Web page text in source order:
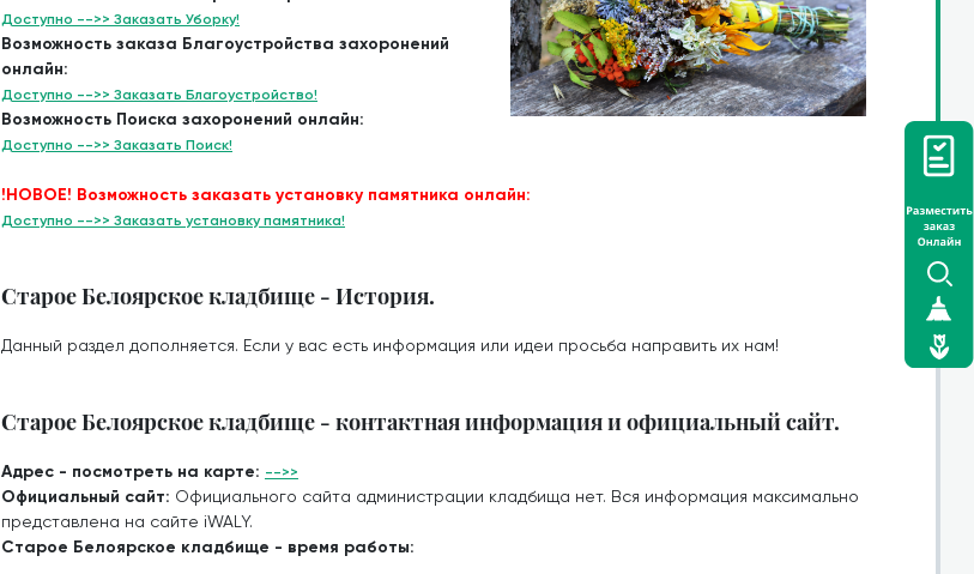
Доступно -->> Заказать Уборку!
Возможность заказа Благоустройства захоронений
онлайн:
Доступно -->> Заказать Благоустройство!
Возможность Поиска захоронений онлайн:
Доступно -->> Заказать Поиск!
!НОВОЕ! Возможность заказать установку памятника онлайн:
Доступно -->> Заказать установку памятника!
Старое Белоярское кладбище - История.
Данный раздел дополняется. Если у вас есть информация или идеи просьба направить их нам!
Старое Белоярское кладбище - контактная информация и официальный сайт.
Адрес - посмотреть на карте: -->>
Официальный сайт: Официального сайта администрации кладбища нет. Вся информация максимально
представлена на сайте iWALY.
Старое Белоярское кладбище - время работы: